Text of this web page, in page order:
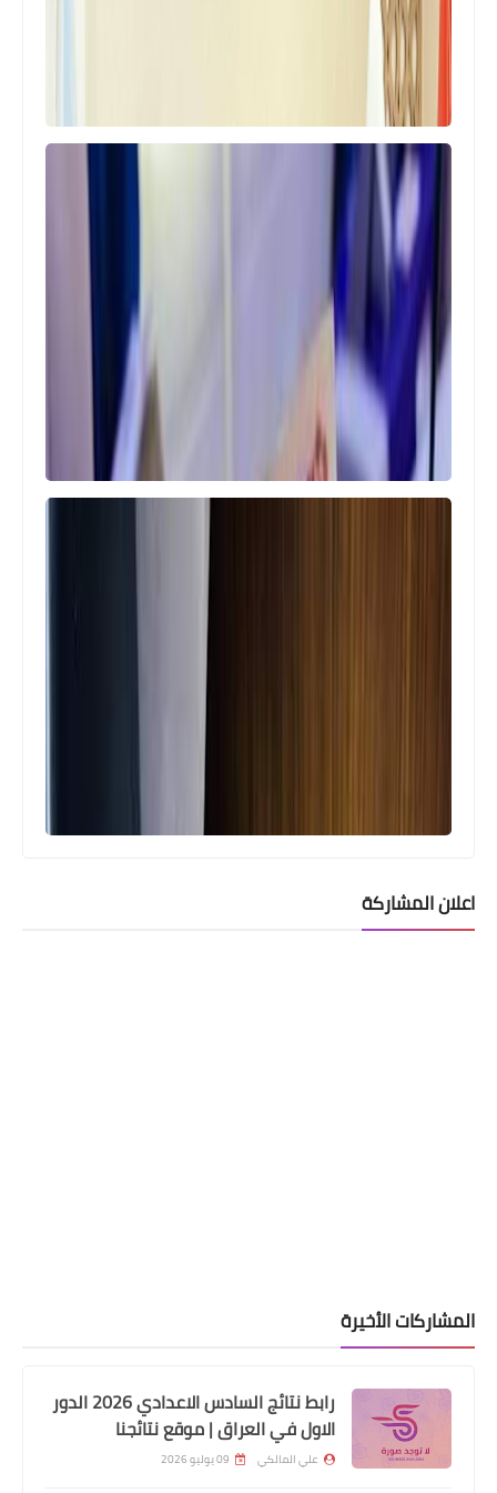
وزارة الداخلية
تبليغ حضور المتطوعين الجدد بصفة عقد
الرعاية
اعلان المشاركة
المشاركات الأخيرة
رابط نتائج السادس الاعدادي 2026 الدور
الاول في العراق | موقع نتائجنا
علي المالكي 09 يوليو 2026